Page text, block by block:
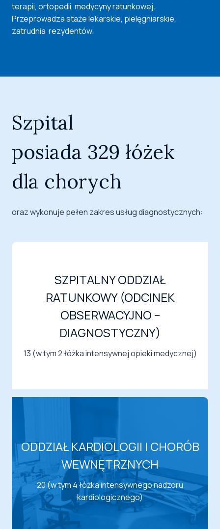
terapii, ortopedii, medycyny ratunkowej.
Przeprowadza staże lekarskie, pielęgniarskie,
zatrudnia rezydentów.
Szpital
posiada 329 łóżek
dla chorych
oraz wykonuje pełen zakres usług diagnostycznych:
SZPITALNY ODDZIAŁ
RATUNKOWY (ODCINEK
OBSERWACYJNO –
DIAGNOSTYCZNY)
13 (w tym 2 łóżka intensywnej opieki medycznej)
ODDZIAŁ KARDIOLOGII I CHORÓB
WEWNĘTRZNYCH
20 (w tym 4 łóżka intensywnego nadzoru
kardiologicznego)